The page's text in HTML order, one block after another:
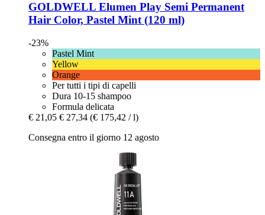
GOLDWELL Elumen Play Semi Permanent
Hair Color, Pastel Mint (120 ml)
-23%
Pastel Mint
Yellow
Orange
Per tutti i tipi di capelli
Dura 10-15 shampoo
Formula delicata
€ 21,05 € 27,34 (€ 175,42 / l)
Consegna entro il giorno 12 agosto